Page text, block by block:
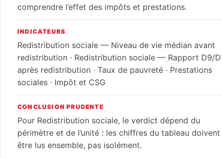
comprendre l’effet des impôts et prestations.
INDICATEURS
Redistribution sociale — Niveau de vie médian avant
redistribution · Redistribution sociale — Rapport D9/
après redistribution · Taux de pauvreté · Prestations
sociales · Impôt et CSG
CONCLUSION PRUDENTE
Pour Redistribution sociale, le verdict dépend du
périmètre et de l’unité : les chiffres du tableau doivent
être lus ensemble, pas isolément.